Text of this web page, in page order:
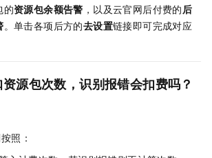
的资源包余额告警 ，以及云官网后付费的 后
。单击各项后方的去设置链接即可完成对应
源包次数，识别报错会扣费吗？
照：